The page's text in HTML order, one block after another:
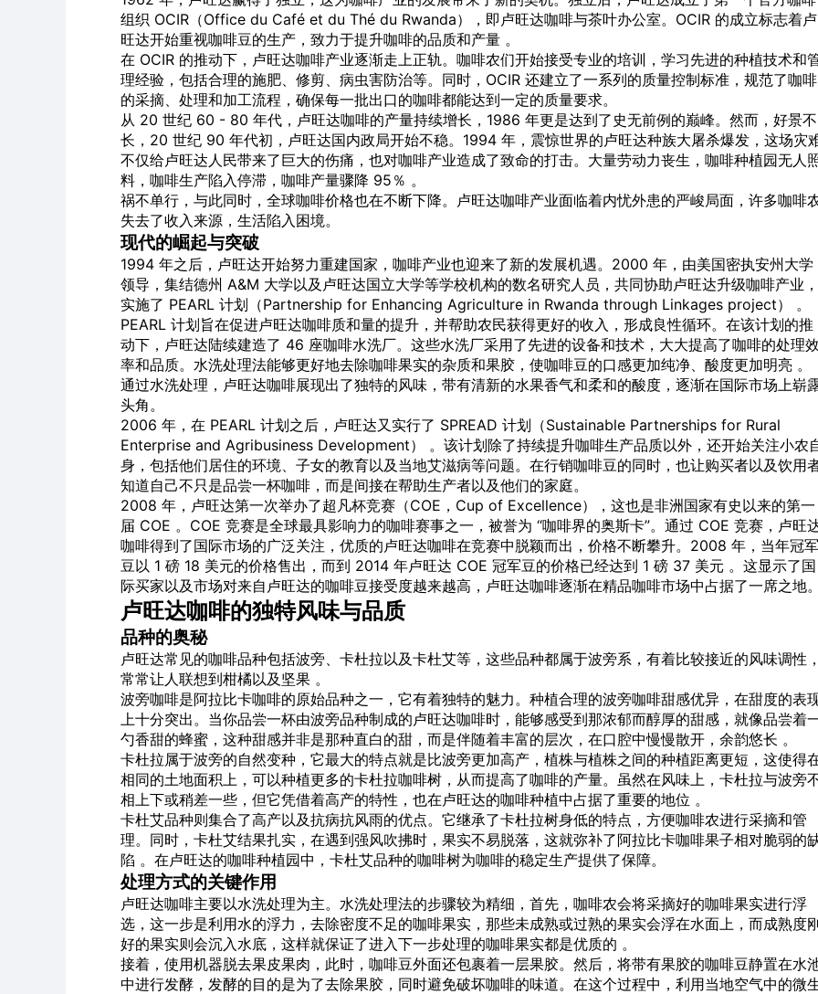
组织 OCIR（Office du Café et du Thé du Rwanda），即卢旺达咖啡与茶叶办公室。OCIR 的成立标志着卢
旺达开始重视咖啡豆的生产，致力于提升咖啡的品质和产量 。
在 OCIR 的推动下，卢旺达咖啡产业逐渐走上正轨。咖啡农们开始接受专业的培训，学习先进的种植技术和
理经验，包括合理的施肥、修剪、病虫害防治等。同时，OCIR 还建立了一系列的质量控制标准，规范了咖啡
的采摘、处理和加工流程，确保每一批出口的咖啡都能达到一定的质量要求。
从 20 世纪 60 - 80 年代，卢旺达咖啡的产量持续增长，1986 年更是达到了史无前例的巅峰。然而，好景不
长，20 世纪 90 年代初，卢旺达国内政局开始不稳。1994 年，震惊世界的卢旺达种族大屠杀爆发，这场灾
不仅给卢旺达人民带来了巨大的伤痛，也对咖啡产业造成了致命的打击。大量劳动力丧生，咖啡种植园无人
料，咖啡生产陷入停滞，咖啡产量骤降 95％ 。
祸不单行，与此同时，全球咖啡价格也在不断下降。卢旺达咖啡产业面临着内忧外患的严峻局面，许多咖啡
失去了收入来源，生活陷入困境。
现代的崛起与突破
1994 年之后，卢旺达开始努力重建国家，咖啡产业也迎来了新的发展机遇。2000 年，由美国密执安州大学
领导，集结德州 A&M 大学以及卢旺达国立大学等学校机构的数名研究人员，共同协助卢旺达升级咖啡产业，
实施了 PEARL 计划（Partnership for Enhancing Agriculture in Rwanda through Linkages project） 。
PEARL 计划旨在促进卢旺达咖啡质和量的提升，并帮助农民获得更好的收入，形成良性循环。在该计划的推
动下，卢旺达陆续建造了 46 座咖啡水洗厂。这些水洗厂采用了先进的设备和技术，大大提高了咖啡的处理效
率和品质。水洗处理法能够更好地去除咖啡果实的杂质和果胶，使咖啡豆的口感更加纯净、酸度更加明亮 。
通过水洗处理，卢旺达咖啡展现出了独特的风味，带有清新的水果香气和柔和的酸度，逐渐在国际市场上崭
头角。
2006 年，在 PEARL 计划之后，卢旺达又实行了 SPREAD 计划（Sustainable Partnerships for Rural
Enterprise and Agribusiness Development） 。该计划除了持续提升咖啡生产品质以外，还开始关注小农
身，包括他们居住的环境、子女的教育以及当地艾滋病等问题。在行销咖啡豆的同时，也让购买者以及饮用
知道自己不只是品尝一杯咖啡，而是间接在帮助生产者以及他们的家庭。
2008 年，卢旺达第一次举办了超凡杯竞赛（COE，Cup of Excellence），这也是非洲国家有史以来的第一
届 COE 。COE 竞赛是全球最具影响力的咖啡赛事之一，被誉为 “咖啡界的奥斯卡”。通过 COE 竞赛，卢旺
咖啡得到了国际市场的广泛关注，优质的卢旺达咖啡在竞赛中脱颖而出，价格不断攀升。2008 年，当年冠军
豆以 1 磅 18 美元的价格售出，而到 2014 年卢旺达 COE 冠军豆的价格已经达到 1 磅 37 美元 。这显示了国
际买家以及市场对来自卢旺达的咖啡豆接受度越来越高，卢旺达咖啡逐渐在精品咖啡市场中占据了一席之地。
卢旺达咖啡的独特风味与品质
品种的奥秘
卢旺达常见的咖啡品种包括波旁、卡杜拉以及卡杜艾等，这些品种都属于波旁系，有着比较接近的风味调性，
常常让人联想到柑橘以及坚果 。
波旁咖啡是阿拉比卡咖啡的原始品种之一，它有着独特的魅力。种植合理的波旁咖啡甜感优异，在甜度的表
上十分突出。当你品尝一杯由波旁品种制成的卢旺达咖啡时，能够感受到那浓郁而醇厚的甜感，就像品尝着
勺香甜的蜂蜜，这种甜感并非是那种直白的甜，而是伴随着丰富的层次，在口腔中慢慢散开，余韵悠长 。
卡杜拉属于波旁的自然变种，它最大的特点就是比波旁更加高产，植株与植株之间的种植距离更短，这使得
相同的土地面积上，可以种植更多的卡杜拉咖啡树，从而提高了咖啡的产量。虽然在风味上，卡杜拉与波旁
相上下或稍差一些，但它凭借着高产的特性，也在卢旺达的咖啡种植中占据了重要的地位 。
卡杜艾品种则集合了高产以及抗病抗风雨的优点。它继承了卡杜拉树身低的特点，方便咖啡农进行采摘和管
理。同时，卡杜艾结果扎实，在遇到强风吹拂时，果实不易脱落，这就弥补了阿拉比卡咖啡果子相对脆弱的
陷 。在卢旺达的咖啡种植园中，卡杜艾品种的咖啡树为咖啡的稳定生产提供了保障。
处理方式的关键作用
卢旺达咖啡主要以水洗处理为主。水洗处理法的步骤较为精细，首先，咖啡农会将采摘好的咖啡果实进行浮
选，这一步是利用水的浮力，去除密度不足的咖啡果实，那些未成熟或过熟的果实会浮在水面上，而成熟度
好的果实则会沉入水底，这样就保证了进入下一步处理的咖啡果实都是优质的 。
接着，使用机器脱去果皮果肉，此时，咖啡豆外面还包裹着一层果胶。然后，将带有果胶的咖啡豆静置在水
中进行发酵，发酵的目的是为了去除果胶，同时避免破坏咖啡的味道。在这个过程中，利用当地空气中的微